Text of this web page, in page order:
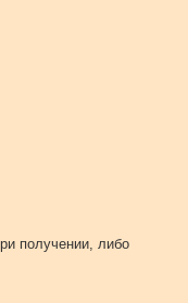
получении, либо